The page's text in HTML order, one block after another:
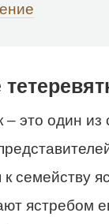
– это один
семейству
ястребом